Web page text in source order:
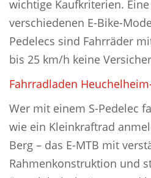
wichtige Kaufkriterien.
verschiedenen E-Bike-
Pedelecs sind Fahrräder
bis 25 km/h keine
Fahrradladen
Wer mit einem S-Pedelec
wie ein Kleinkraftrad
Berg – das E-MTB mit
Rahmenkonstruktion und